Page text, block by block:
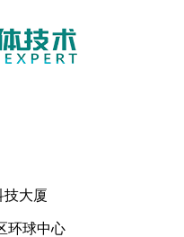
技大厦
环球中心